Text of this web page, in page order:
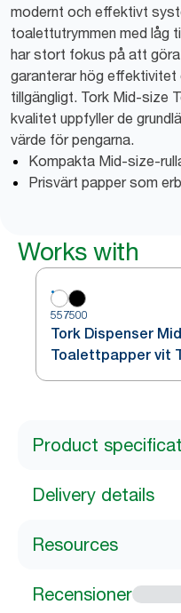
modernt och effektivt
toalettutrymmen med låg
har stort fokus på att
garanterar hög
tillgängligt. Tork Mid-size
kvalitet uppfyller de
värde för pengarna.
Kompakta Mid-size-
Prisvärt papper som
Works with
557500
Tork Dispenser
Toalettpapper vit
Product
Delivery details
Resources
Recensioner